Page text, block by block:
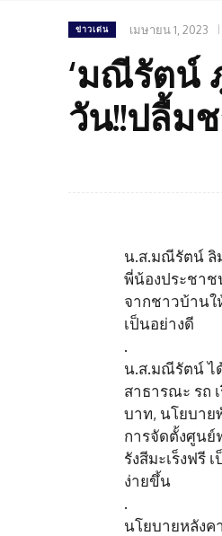
ข่าวเด่น เมษายน 1, 2023
‘มณีรัตน์
วัน!!ปลื้ม
น.ส.มณีรัตน์ ลิ
พี่น้องประชาช
จากชาวบ้านใ
เป็นอย่างดี
.
น.ส.มณีรัตน์ ไ
สาธารณะ รถ
บาท, นโยบาย
การจัดตั้งศูนย์
รังสีมะเร็งฟรี
ง่ายขึ้น
.
นโยบายหลังค